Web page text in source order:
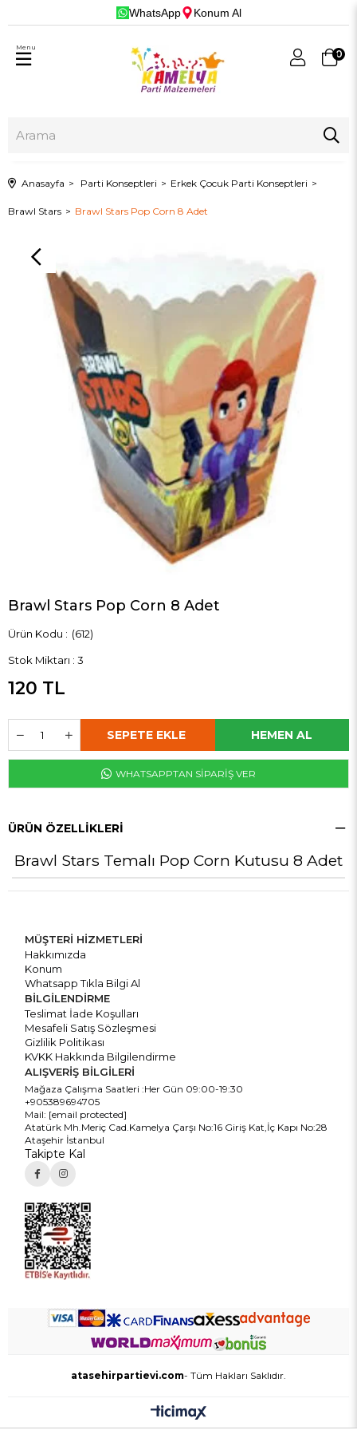
WhatsApp Konum Al
0
Menu
Anasayfa Parti Konseptleri Erkek Çocuk Parti Konseptleri
Brawl Stars Brawl Stars Pop Corn 8 Adet
Brawl Stars Pop Corn 8 Adet
(612)
Stok Miktarı : 3
120 TL
WHATSAPPTAN SİPARİŞ VER
ÜRÜN ÖZELLIKLERI
Brawl Stars Temalı Pop Corn Kutusu 8 Adet
MÜŞTERİ HİZMETLERİ
Hakkımızda
Konum
Whatsapp Tıkla Bilgi Al
BİLGİLENDİRME
Teslimat İade Koşulları
Mesafeli Satış Sözleşmesi
Gizlilik Politikası
KVKK Hakkında Bilgilendirme
ALIŞVERİŞ BİLGİLERİ
Mağaza Çalışma Saatleri :Her Gün 09:00-19:30
+905389694705
Mail: [email protected]
Atatürk Mh.Meriç Cad.Kamelya Çarşı No:16 Giriş Kat,İç Kapı No:28
Ataşehir İstanbul
Takipte Kal
atasehirpartievi.com- Tüm Hakları Saklıdır.